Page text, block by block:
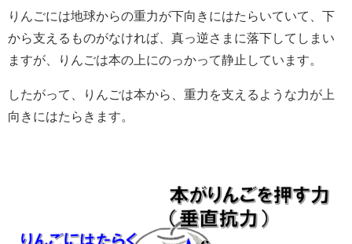
りんごには地球からの重力が下向きにはたらいていて、下
から支えるものがなければ、真っ逆さまに落下してしまい
ますが、りんごは本の上にのっかって静止しています。
したがって、りんごは本から、重力を支えるような力が上
向きにはたらきます。